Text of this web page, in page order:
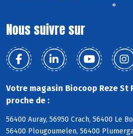
°
Nous suivre sur
Votre magasin Biocoop Reze St
proche de :
56400 Auray, 56950 Crach, 56400 Le
56400 Plougoumelen, 56400